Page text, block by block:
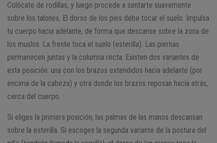
Colócate de rodillas, y luego procede a sentarte suavemente
sobre los talones. El dorso de los pies debe tocar el suelo. Impulsa
tu cuerpo hacia adelante, de forma que descanse sobre la zona de
los muslos. La frente toca el suelo (esterilla). Las piernas
permanecen juntas y la columna recta. Existen dos variantes de
esta posición: una con los brazos extendidos hacia adelante (por
encima de la cabeza) y otra donde los brazos reposan hacia atrás,
cerca del cuerpo.
Si eliges la primera posición, las palmas de las manos descansan
sobre la esterilla. Si escoges la segunda variante de la postura del